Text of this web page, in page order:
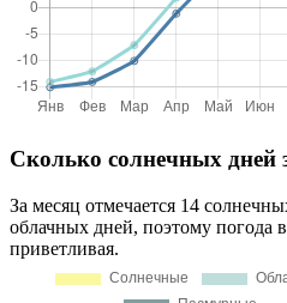
Сколько солнечных дней
За месяц отмечается 14
облачных дней, поэтому погода
приветливая.